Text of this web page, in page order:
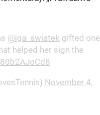
@iga_swiatek gifted one
helped her sign the
November 4,